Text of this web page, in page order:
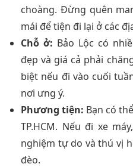
choàng. Đừng quên
mái để tiện đi lại ở các
Chỗ ở: Bảo Lộc có
đẹp và giá cả phải
biệt nếu đi vào cuối
nơi ưng ý.
Phương tiện: Bạn có
TP.HCM. Nếu đi xe
nghiệm tự do và thú vị
đèo.